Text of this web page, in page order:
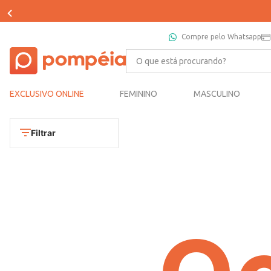
Compre pelo Whatsapp
O que está procurando?
EXCLUSIVO ONLINE FEMININO MASCULINO
Filtrar